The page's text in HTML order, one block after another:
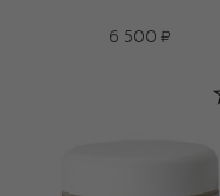
6 500 ₽